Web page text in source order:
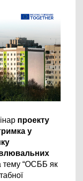
проекту
у
тему “ОСББ як